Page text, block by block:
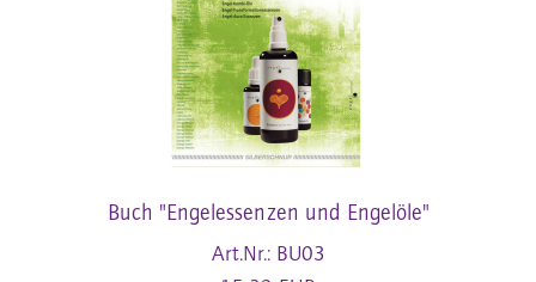
Buch "Engelessenzen und Engelöle"
Art.Nr.: BU03